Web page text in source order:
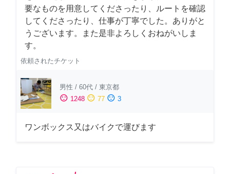
要なものを用意してくださったり、ルートを確認
してくださったり、仕事が丁寧でした。ありがと
うございます。また是非よろしくおねがいしま
す。
依頼されたチケット
男性 / 60代 / 東京都
sentiment_satisfied 1248 sentiment_neutral 77 sentiment_dissatisfied 3
ワンボックス又はバイクで運びます